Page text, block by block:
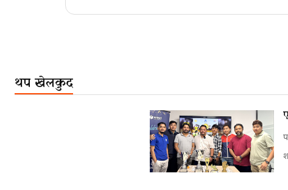
थप खेलकुद